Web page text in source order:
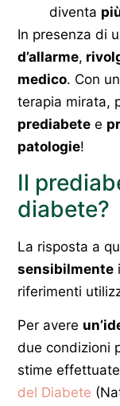
diventa
In presenza di
d’allarme,
medico. Con
terapia mirata,
prediabete e
patologie!
Il
diabete?
La risposta a
sensibilmente
riferimenti
Per avere
due condizioni
stime
del Diabete